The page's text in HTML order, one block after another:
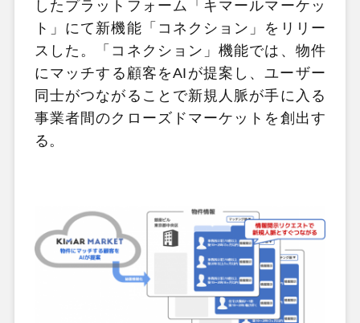
したプラットフォーム「キマールマーケッ
ト」にて新機能「コネクション」をリリー
スした。「コネクション」機能では、物件
にマッチする顧客をAIが提案し、ユーザー
同士がつながることで新規人脈が手に入る
事業者間のクローズドマーケットを創出す
る。